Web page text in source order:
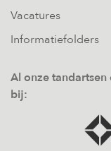
Vacatures
Informatiefolders
Al onze
bij: